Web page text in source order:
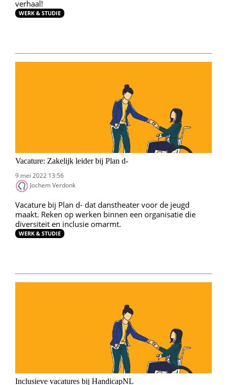
verhaal!
WERK & STUDIE
Vacature: Zakelijk leider bij Plan d-
9 mei 2022 13:56
Jochem Verdonk
Vacature bij Plan d- dat danstheater voor de jeugd
maakt. Reken op werken binnen een organisatie die
diversiteit en inclusie omarmt.
WERK & STUDIE
Inclusieve vacatures bij HandicapNL